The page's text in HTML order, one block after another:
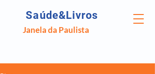
Saúde&Livros
Janela da Paulista